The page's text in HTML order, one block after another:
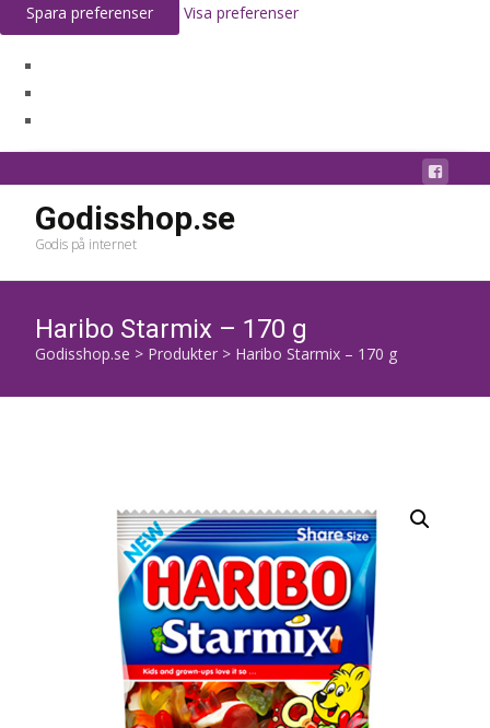
Spara preferenser Visa preferenser
Godisshop.se
Godis på internet
Haribo Starmix – 170 g
Godisshop.se > Produkter > Haribo Starmix – 170 g